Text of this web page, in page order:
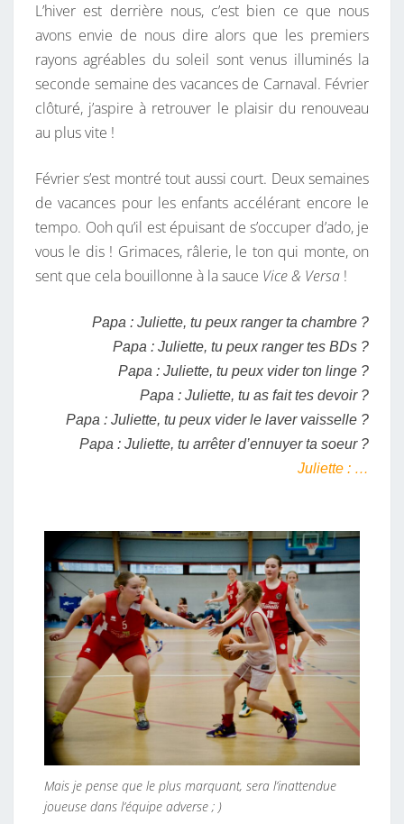
R
E
S
T
D
N
I
È
R
E
O
U
S
?
A
I
R
E
S
L’hiver est derrière nous, c’est bien ce que nous
avons envie de nous dire alors que les premiers
rayons agréables du soleil sont venus illuminés la
seconde semaine des vacances de Carnaval. Février
clôturé, j’aspire à retrouver le plaisir du renouveau
au plus vite !
Février s’est montré tout aussi court. Deux semaines
de vacances pour les enfants accélérant encore le
tempo. Ooh qu’il est épuisant de s’occuper d’ado, je
vous le dis ! Grimaces, râlerie, le ton qui monte, on
sent que cela bouillonne à la sauce Vice & Versa !
Papa : Juliette, tu peux ranger ta chambre ?
Papa : Juliette, tu peux ranger tes BDs ?
Papa : Juliette, tu peux vider ton linge ?
Papa : Juliette, tu as fait tes devoir ?
Papa : Juliette, tu peux vider le laver vaisselle ?
Papa : Juliette, tu arrêter d’ennuyer ta soeur ?
Juliette : …
Mais je pense que le plus marquant, sera l’inattendue
joueuse dans l’équipe adverse ; )